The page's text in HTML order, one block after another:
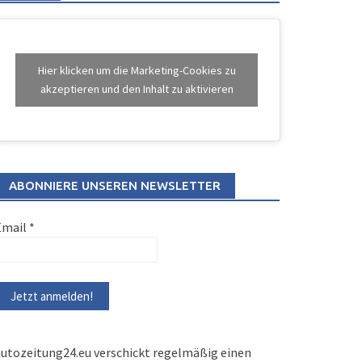
Hier klicken um die Marketing-Cookies zu
akzeptieren und den Inhalt zu aktivieren
ABONNIERE UNSEREN NEWSLETTER
*
verschickt regelmäßig einen